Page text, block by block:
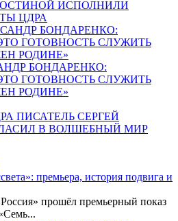
ИСПОЛНИЛИ
ЦДРА
БОНДАРЕНКО:
ГОТОВНОСТЬ СЛУЖИТЬ
РОДИНЕ»
ПИСАТЕЛЬ СЕРГЕЙ
В ВОЛШЕБНЫЙ МИР
премьера, история подвига и
прошёл премьерный показ